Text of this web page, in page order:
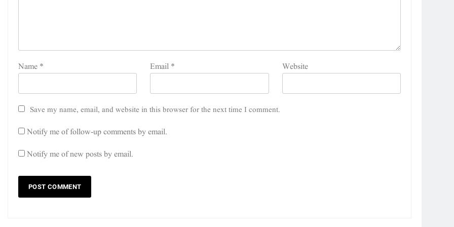
Name * Email * Website
Save my name, email, and website in this browser for the next time I comment.
Notify me of follow-up comments by email.
Notify me of new posts by email.
پوپ لیو،مصنوعی ذہانت اور پسماندہ لوگ : نبیلہ فیروز